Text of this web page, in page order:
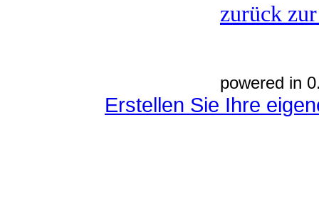
zurück
powered in
Erstellen Sie Ihre